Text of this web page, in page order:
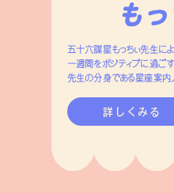
五十六謀星もっちぃ先生に
一週間をポジティブに過ごす
先生の分身である星座案内人
詳しくみる